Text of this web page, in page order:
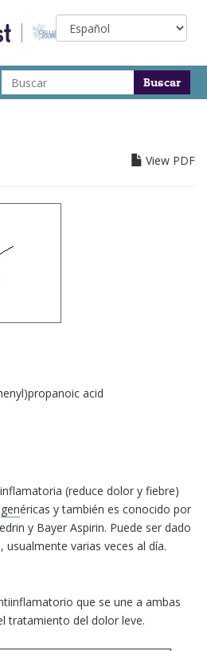
Select
your
View PDF
acid
(reduce dolor y fiebre)
genéricas y también es conocido por
y Bayer Aspirin. Puede ser dado
varias veces al día.
que se une a ambas
tratamiento del dolor leve.